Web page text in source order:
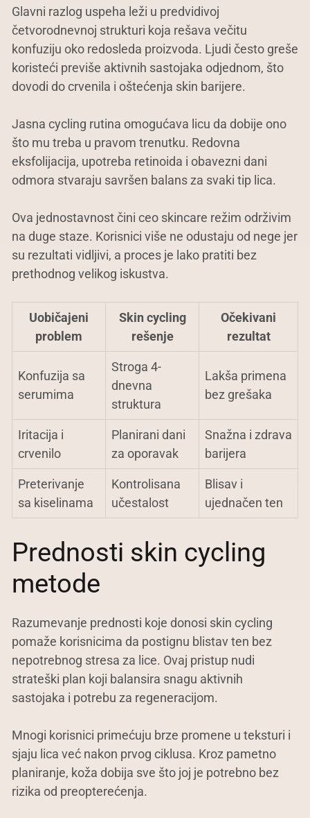
Glavni razlog uspeha leži u predvidivoj
četvorodnevnoj strukturi koja rešava večitu
konfuziju oko redosleda proizvoda. Ljudi često greše
koristeći previše aktivnih sastojaka odjednom, što
dovodi do crvenila i oštećenja skin barijere.
Jasna cycling rutina omogućava licu da dobije ono
što mu treba u pravom trenutku. Redovna
eksfolijacija, upotreba retinoida i obavezni dani
odmora stvaraju savršen balans za svaki tip lica.
Ova jednostavnost čini ceo skincare režim održivim
na duge staze. Korisnici više ne odustaju od nege jer
su rezultati vidljivi, a proces je lako pratiti bez
prethodnog velikog iskustva.
Uobičajeni
problem
Skin cycling
rešenje
Očekivani
rezultat
Konfuzija sa
serumima
Stroga 4-
dnevna
struktura
Lakša primena
bez grešaka
Iritacija i
crvenilo
Planirani dani
za oporavak
Snažna i zdrava
barijera
Preterivanje
sa kiselinama
Kontrolisana
učestalost
Blisav i
ujednačen ten
Prednosti skin cycling
metode
Razumevanje prednosti koje donosi skin cycling
pomaže korisnicima da postignu blistav ten bez
nepotrebnog stresa za lice. Ovaj pristup nudi
strateški plan koji balansira snagu aktivnih
sastojaka i potrebu za regeneracijom.
Mnogi korisnici primećuju brze promene u teksturi i
sjaju lica već nakon prvog ciklusa. Kroz pametno
planiranje, koža dobija sve što joj je potrebno bez
rizika od preopterećenja.